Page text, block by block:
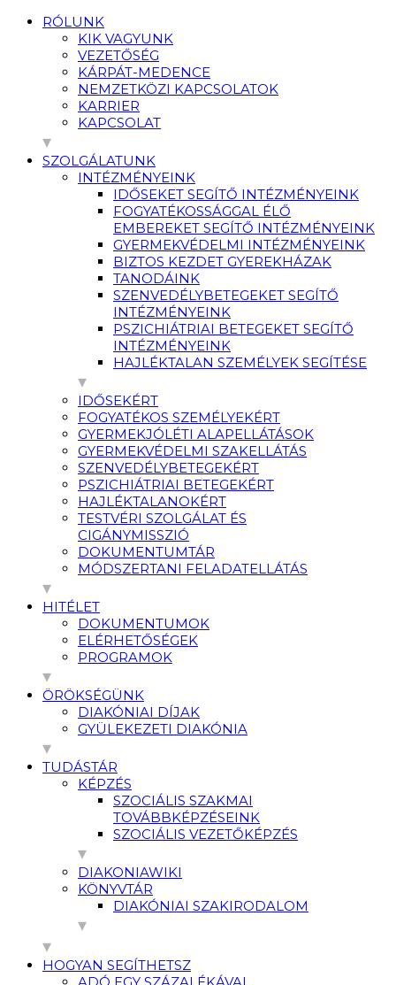
RÓLUNK
KIK VAGYUNK
VEZETŐSÉG
KÁRPÁT-MEDENCE
NEMZETKÖZI KAPCSOLATOK
KARRIER
KAPCSOLAT
SZOLGÁLATUNK
INTÉZMÉNYEINK
IDŐSEKET SEGÍTŐ INTÉZMÉNYEINK
FOGYATÉKOSSÁGGAL ÉLŐ
EMBEREKET SEGÍTŐ INTÉZMÉNYEINK
GYERMEKVÉDELMI INTÉZMÉNYEINK
BIZTOS KEZDET GYEREKHÁZAK
TANODÁINK
SZENVEDÉLYBETEGEKET SEGÍTŐ
INTÉZMÉNYEINK
PSZICHIÁTRIAI BETEGEKET SEGÍTŐ
INTÉZMÉNYEINK
HAJLÉKTALAN SZEMÉLYEK SEGÍTÉSE
IDŐSEKÉRT
FOGYATÉKOS SZEMÉLYEKÉRT
GYERMEKJÓLÉTI ALAPELLÁTÁSOK
GYERMEKVÉDELMI SZAKELLÁTÁS
SZENVEDÉLYBETEGEKÉRT
PSZICHIÁTRIAI BETEGEKÉRT
HAJLÉKTALANOKÉRT
TESTVÉRI SZOLGÁLAT ÉS
CIGÁNYMISSZIÓ
DOKUMENTUMTÁR
MÓDSZERTANI FELADATELLÁTÁS
HITÉLET
DOKUMENTUMOK
ELÉRHETŐSÉGEK
PROGRAMOK
ÖRÖKSÉGÜNK
DIAKÓNIAI DÍJAK
GYÜLEKEZETI DIAKÓNIA
TUDÁSTÁR
KÉPZÉS
SZOCIÁLIS SZAKMAI
TOVÁBBKÉPZÉSEINK
SZOCIÁLIS VEZETŐKÉPZÉS
DIAKONIAWIKI
KÖNYVTÁR
DIAKÓNIAI SZAKIRODALOM
HOGYAN SEGÍTHETSZ